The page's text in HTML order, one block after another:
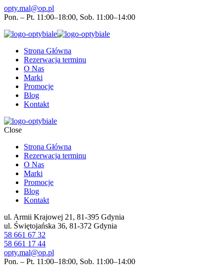
opty.mal@op.pl
Pon. – Pt. 11:00–18:00, Sob. 11:00–14:00
Strona Główna
Rezerwacja terminu
O Nas
Marki
Promocje
Blog
Kontakt
Close
Strona Główna
Rezerwacja terminu
O Nas
Marki
Promocje
Blog
Kontakt
ul. Armii Krajowej 21, 81-395 Gdynia
ul. Świętojańska 36, 81-372 Gdynia
58 661 67 32
58 661 17 44
opty.mal@op.pl
Pon. – Pt. 11:00–18:00, Sob. 11:00–14:00